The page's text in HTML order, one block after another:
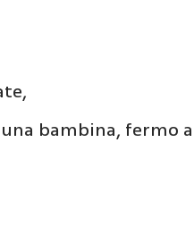
bambina, fermo